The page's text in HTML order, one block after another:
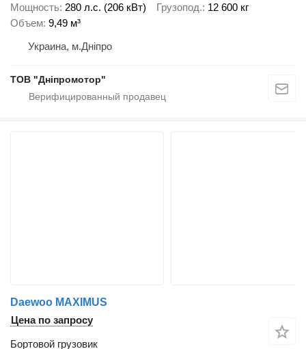
Мощность 280 л.с. (206 кВт) Грузопод. 12 600 кг
Объем 9,49 м³
Украина, м.Дніпро
ТОВ "Дніпромотор"
Daewoo MAXIMUS
Цена по запросу
Бортовой грузовик